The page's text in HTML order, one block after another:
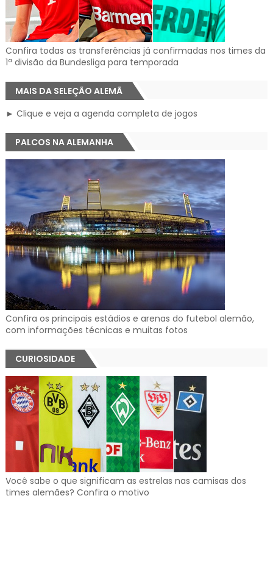
Confira todas as transferências já confirmadas nos times da
1ª divisão da Bundesliga para temporada
MAIS DA SELEÇÃO ALEMÃ
► Clique e veja a agenda completa de jogos
PALCOS NA ALEMANHA
Confira os principais estádios e arenas do futebol alemão,
com informações técnicas e muitas fotos
CURIOSIDADE
Você sabe o que significam as estrelas nas camisas dos
times alemães? Confira o motivo